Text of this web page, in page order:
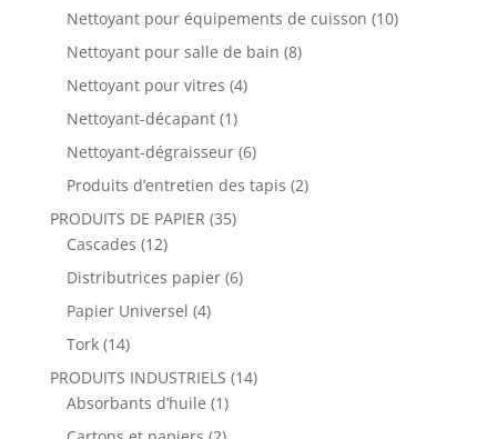
Nettoyant pour équipements de cuisson (10)
Nettoyant pour salle de bain (8)
Nettoyant pour vitres (4)
Nettoyant-décapant (1)
Nettoyant-dégraisseur (6)
Produits d’entretien des tapis (2)
PRODUITS DE PAPIER (35)
Cascades (12)
Distributrices papier (6)
Papier Universel (4)
Tork (14)
PRODUITS INDUSTRIELS (14)
Absorbants d’huile (1)